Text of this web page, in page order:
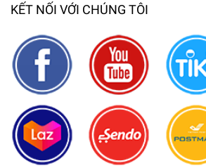
KẾT NỐI VỚI CHÚNG TÔI